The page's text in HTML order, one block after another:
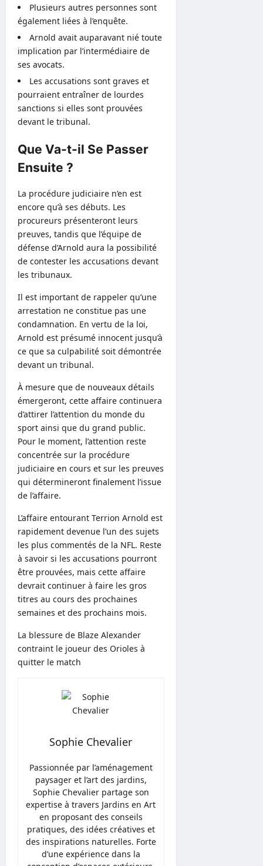
Plusieurs autres personnes sont
également liées à l’enquête.
Arnold avait auparavant nié toute
implication par l’intermédiaire de
ses avocats.
Les accusations sont graves et
pourraient entraîner de lourdes
sanctions si elles sont prouvées
devant le tribunal.
Que Va-t-il Se Passer
Ensuite ?
La procédure judiciaire n’en est
encore qu’à ses débuts. Les
procureurs présenteront leurs
preuves, tandis que l’équipe de
défense d’Arnold aura la possibilité
de contester les accusations devant
les tribunaux.
Il est important de rappeler qu’une
arrestation ne constitue pas une
condamnation. En vertu de la loi,
Arnold est présumé innocent jusqu’à
ce que sa culpabilité soit démontrée
devant un tribunal.
À mesure que de nouveaux détails
émergeront, cette affaire continuera
d’attirer l’attention du monde du
sport ainsi que du grand public.
Pour le moment, l’attention reste
concentrée sur la procédure
judiciaire en cours et sur les preuves
qui détermineront finalement l’issue
de l’affaire.
L’affaire entourant Terrion Arnold est
rapidement devenue l’un des sujets
les plus commentés de la NFL. Reste
à savoir si les accusations pourront
être prouvées, mais cette affaire
devrait continuer à faire les gros
titres au cours des prochaines
semaines et des prochains mois.
La blessure de Blaze Alexander
contraint le joueur des Orioles à
quitter le match
Sophie Chevalier
Passionnée par l’aménagement
paysager et l’art des jardins,
Sophie Chevalier partage son
expertise à travers Jardins en Art
en proposant des conseils
pratiques, des idées créatives et
des inspirations naturelles. Forte
d’une expérience dans la